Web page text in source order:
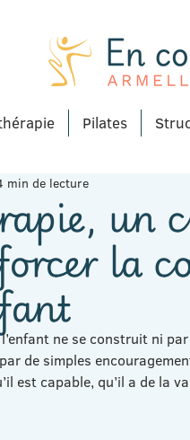
Pilates
un
la
min de lecture
ne se construit ni
de simples
est capable, qu’il a de la